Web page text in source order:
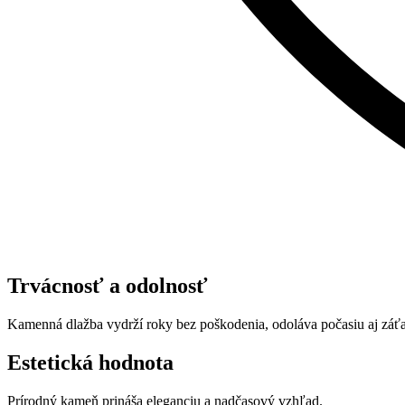
Trvácnosť a odolnosť
Kamenná dlažba vydrží roky bez poškodenia, odoláva počasiu aj
Estetická hodnota
Prírodný kameň prináša eleganciu a nadčasový vzhľad.